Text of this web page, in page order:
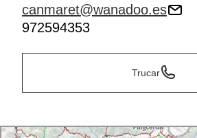
canmaret@wanadoo.es
972594353
Trucar